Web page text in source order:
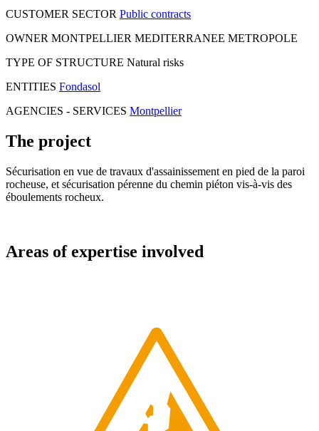
CUSTOMER SECTOR Public contracts
OWNER MONTPELLIER MEDITERRANEE METROPOLE
TYPE OF STRUCTURE Natural risks
ENTITIES Fondasol
AGENCIES - SERVICES Montpellier
The project
Sécurisation en vue de travaux d'assainissement en pied de la paroi
rocheuse, et sécurisation pérenne du chemin piéton vis-à-vis des
éboulements rocheux.
Areas of expertise involved